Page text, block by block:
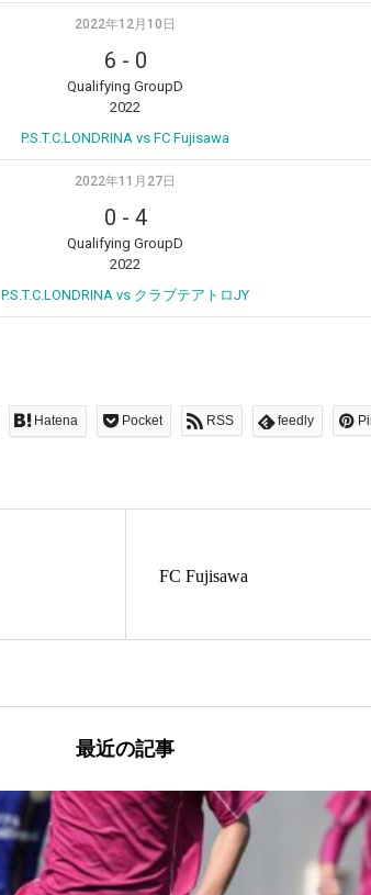
2022年12月10日
6 - 0
Qualifying GroupD
2022
P.S.T.C.LONDRINA vs FC Fujisawa
2022年11月27日
0 - 4
Qualifying GroupD
2022
P.S.T.C.LONDRINA vs クラブテアトロJY
Hatena Pocket RSS feedly
FC Fujisawa
最近の記事